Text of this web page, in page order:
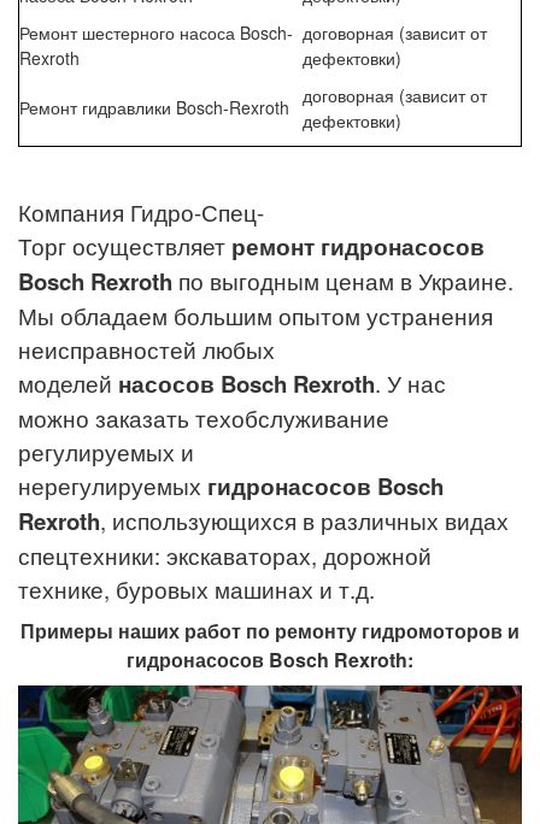
Ремонт шестерного насоса Bosch-
Rexroth
договорная (зависит от
дефектовки)
Ремонт гидравлики Bosch-Rexroth
договорная (зависит от
дефектовки)
Компания Гидро-Спец-
Торгосуществляет ремонт гидронасосов
Bosch Rexroth по выгодным ценам вУкраине.
Мы обладаем большим опытом устранения
неисправностей любых
моделей насосов Bosch Rexroth. У нас
можно заказать техобслуживание
регулируемых и
нерегулируемых гидронасосов Bosch
Rexroth, использующихся в различных видах
спецтехники: экскаваторах, дорожной
технике, буровых машинах и т.д.
Примеры наших работ по ремонту гидромоторов и
гидронасосов Bosch Rexroth: